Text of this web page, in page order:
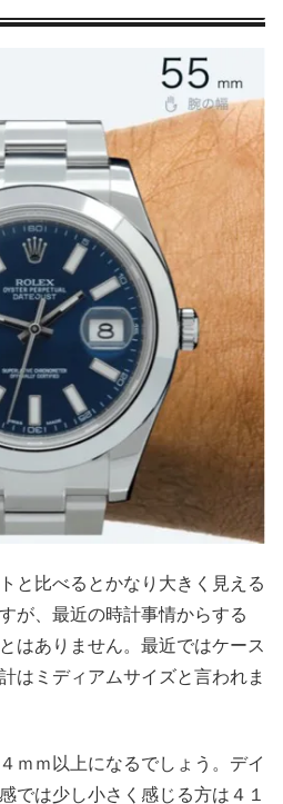
と比べるとかなり大きく見える
が、最近の時計事情からする
はありません。最近ではケース
はミディアムサイズと言われま
ｍｍ以上になるでしょう。デイ
では少し小さく感じる方は４１